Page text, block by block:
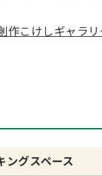
作こけしギャラリ
ングスペース